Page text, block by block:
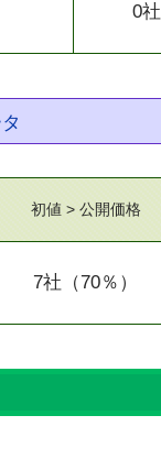
0社
初値 > 公開価格
7社 （70％）